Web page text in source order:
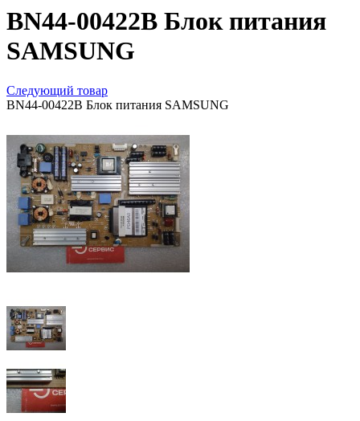
BN44-00422B Блок питания
SAMSUNG
Следующий товар
BN44-00422B Блок питания SAMSUNG